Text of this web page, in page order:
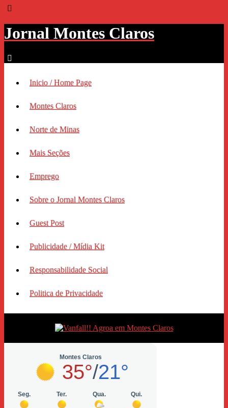
Jornal Montes Claros
Inicio / Home Page
Montes Claros
Norte de Minas
Mais Seções
Emprego
Sobre o Jornal Montes Claros
Guest Post
Publicidade / Mídia Kit
Responsabilidade Social
Politica de Privacidade